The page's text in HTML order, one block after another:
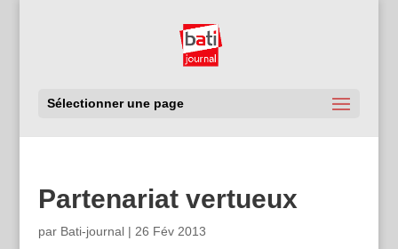
Sélectionner une page
Partenariat vertueux
par Bati-journal| 26 Fév 2013